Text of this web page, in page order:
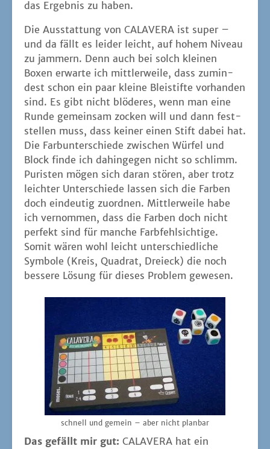
das Ergeb­nis zu haben.
Die Aus­stat­tung von CALAVERA ist super –
und da fällt es lei­der leicht, auf hohem Niveau
zu jam­mern. Denn auch bei solch klei­nen
Boxen erwar­te ich mitt­ler­wei­le, dass zumin­
dest schon ein paar klei­ne Blei­stif­te vor­han­den
sind. Es gibt nicht blö­de­res, wenn man eine
Run­de gemein­sam zocken will und dann fest­
stel­len muss, dass kei­ner einen Stift dabei hat.
Die Farb­un­ter­schie­de zwi­schen Wür­fel und
Block fin­de ich dahin­ge­gen nicht so schlimm.
Puris­ten mögen sich dar­an stö­ren, aber trotz
leich­ter Unter­schie­de las­sen sich die Far­ben
doch ein­deu­tig zuord­nen. Mitt­ler­wei­le habe
ich ver­nom­men, dass die Far­ben doch nicht
per­fekt sind für man­che Farb­fehl­sich­ti­ge.
Somit wären wohl leicht unter­schied­li­che
Sym­bo­le (Kreis, Qua­drat, Drei­eck) die noch
bes­se­re Lösung für die­ses Pro­blem gewesen.
schnell und gemein – aber nicht planbar
Das gefällt mir gut: CALAVERA hat ein